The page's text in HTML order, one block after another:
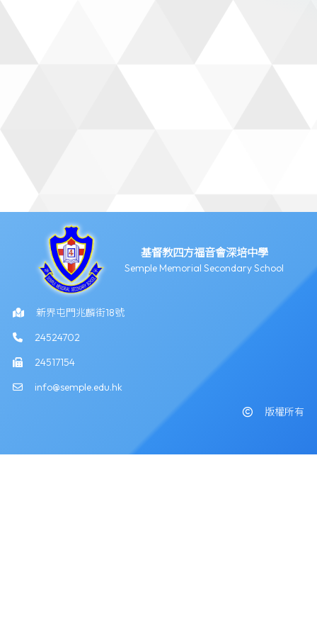
基督教四方福音會深培中學
Semple Memorial Secondary School
新界屯門兆麟街18號
24524702
24517154
info@semple.edu.hk
版權所有